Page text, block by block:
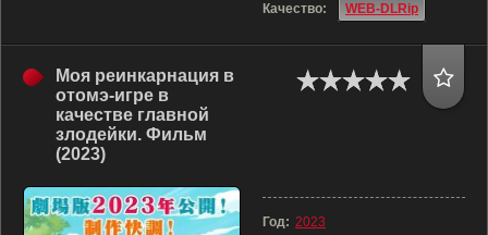
Качество:
WEB-DLRip
Моя реинкарнация в
отомэ-игре в
качестве главной
злодейки. Фильм
(2023)
Год: 2023